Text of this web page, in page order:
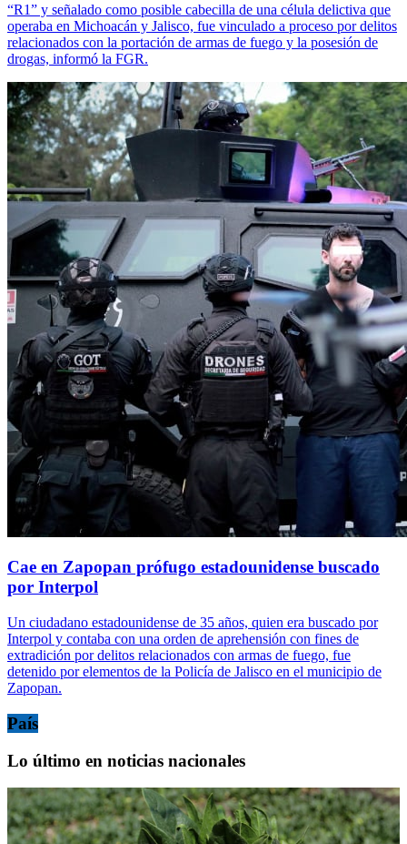
“R1” y señalado como posible cabecilla de una célula delictiva que
operaba en Michoacán y Jalisco, fue vinculado a proceso por delitos
relacionados con la portación de armas de fuego y la posesión de
drogas, informó la FGR.
Cae en Zapopan prófugo estadounidense buscado
por Interpol
Un ciudadano estadounidense de 35 años, quien era buscado por
Interpol y contaba con una orden de aprehensión con fines de
extradición por delitos relacionados con armas de fuego, fue
detenido por elementos de la Policía de Jalisco en el municipio de
Zapopan.
País
Lo último en noticias nacionales